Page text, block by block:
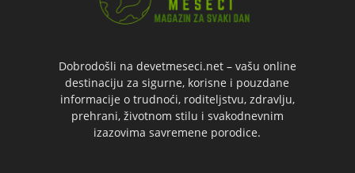
Dobrodošli na devetmeseci.net – vašu online
destinaciju za sigurne, korisne i pouzdane
informacije o trudnoći, roditeljstvu, zdravlju,
prehrani, životnom stilu i svakodnevnim
izazovima savremene porodice.